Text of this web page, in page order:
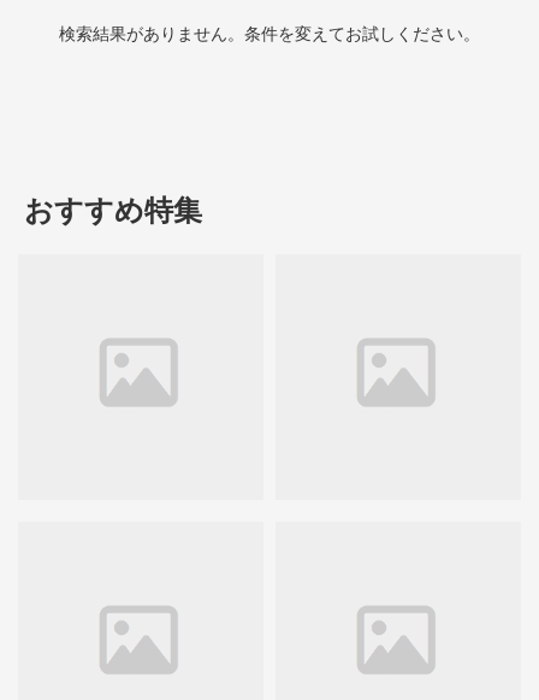
検索結果がありません。条件を変えてお試しください。
おすすめ特集